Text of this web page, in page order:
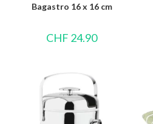
Bagastro 16 x 16 cm
CHF 24.90